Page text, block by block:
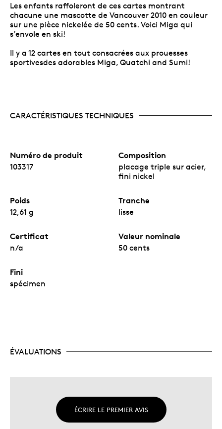
Les enfants raffoleront de ces cartes montrant
chacune une mascotte de Vancouver 2010 en couleur
sur une pièce nickelée de 50 cents. Voici Miga qui
s’envole en ski!
Il y a 12 cartes en tout consacrées aux prouesses
sportivesdes adorables Miga, Quatchi and Sumi!
CARACTÉRISTIQUES TECHNIQUES
Numéro de produit
103317
Composition
placage triple sur acier,
fini nickel
Poids
12,61 g
Tranche
lisse
Certificat
n/a
Valeur nominale
50 cents
Fini
spécimen
ÉVALUATIONS
ÉCRIRE LE PREMIER AVIS